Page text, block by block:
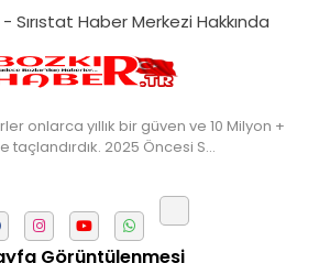
Kuzören vermiş hep
koynunda tarih çok
ve Gazi orda var.
adı can Üçpınar.
Sırıstat Haber Merkezi Hakkında
onlarca yıllık bir güven ve 10 Milyon +
taçlandırdık. 2025 Öncesi S…
Görüntülenmesi